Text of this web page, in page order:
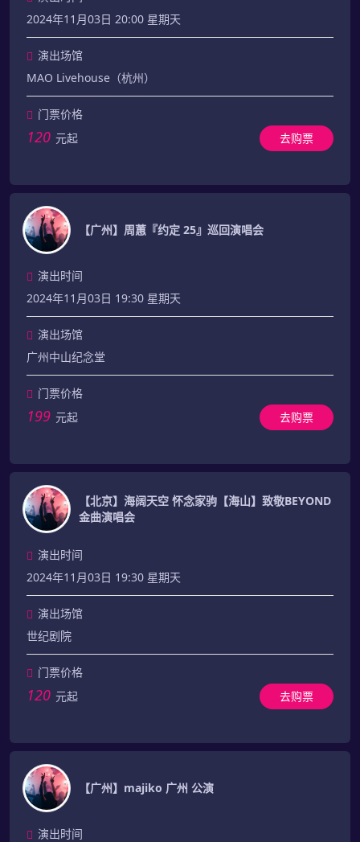
2024年11月03日 20:00 星期天
演出场馆
MAO Livehouse（杭州）
门票价格
120 元起 去购票
【广州】周蕙『约定 25』巡回演唱会
演出时间
2024年11月03日 19:30 星期天
演出场馆
广州中山纪念堂
门票价格
199 元起 去购票
【北京】海阔天空 怀念家驹【海山】致敬BEYOND
金曲演唱会
演出时间
2024年11月03日 19:30 星期天
演出场馆
世纪剧院
门票价格
120 元起 去购票
【广州】majiko 广州 公演
演出时间